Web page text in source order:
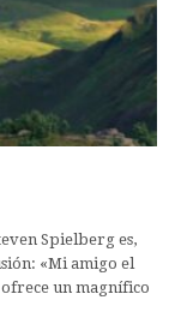
Spielberg es,
«Mi amigo el
ofrece un magnífico